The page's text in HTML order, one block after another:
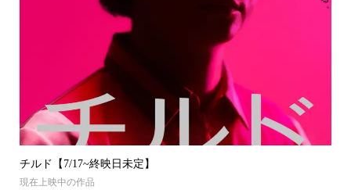
チルド【7/17~終映日未定】
現在上映中の作品